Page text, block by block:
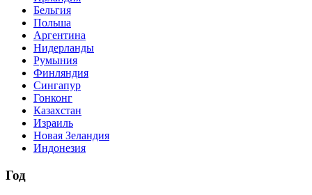
Бельгия
Польша
Аргентина
Нидерланды
Румыния
Финляндия
Сингапур
Гонконг
Казахстан
Израиль
Новая Зеландия
Индонезия
Год